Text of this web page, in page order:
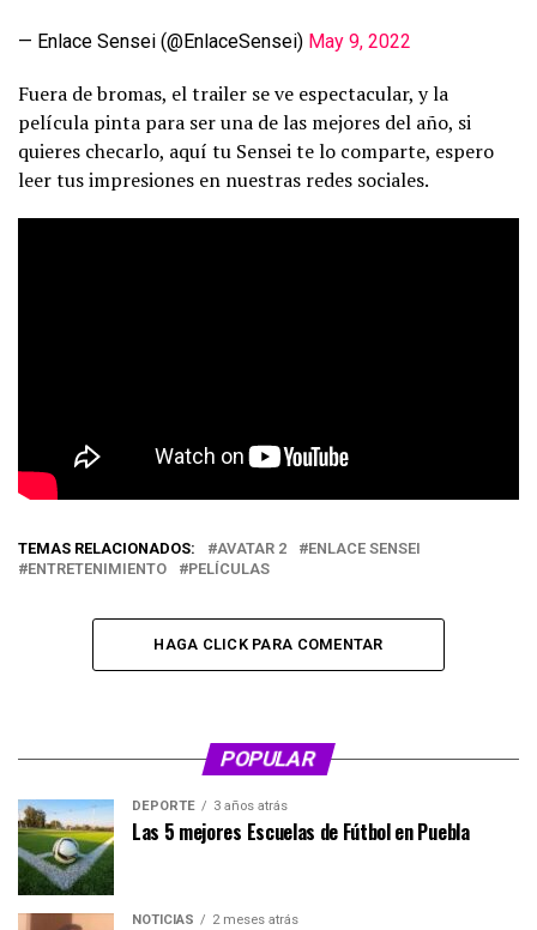
— Enlace Sensei (@EnlaceSensei) May 9, 2022
Fuera de bromas, el trailer se ve espectacular, y la
película pinta para ser una de las mejores del año, si
quieres checarlo, aquí tu Sensei te lo comparte, espero
leer tus impresiones en nuestras redes sociales.
TEMAS RELACIONADOS: AVATAR 2
ENLACE SENSEI
ENTRETENIMIENTO
PELÍCULAS
HAGA CLICK PARA COMENTAR
POPULAR
DEPORTE 3 años atrás
Las 5 mejores Escuelas de Fútbol en Puebla
NOTICIAS 2 meses atrás